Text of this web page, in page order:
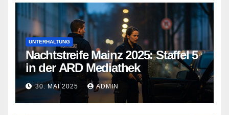
UNTERHALTUNG
Nachtstreife Mainz 2025: Staffel 5
in der ARD Mediathek
30. MAI 2025 ADMIN